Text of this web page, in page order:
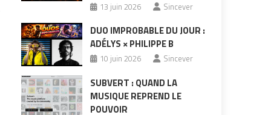
13 juin 2026 Sincever
DUO IMPROBABLE DU JOUR :
ADÉLYS × PHILIPPE B
10 juin 2026 Sincever
SUBVERT : QUAND LA
MUSIQUE REPREND LE
POUVOIR